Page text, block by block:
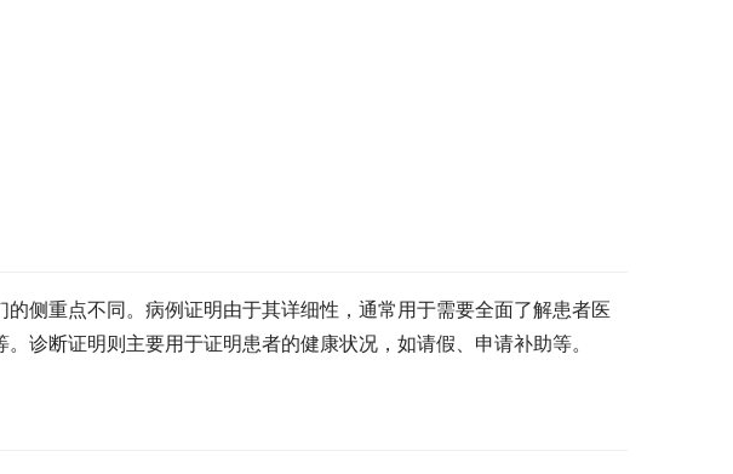
侧重点不同。病例证明由于其详细性，通常用于需要全面了解患者医
诊断证明则主要用于证明患者的健康状况，如请假、申请补助等。